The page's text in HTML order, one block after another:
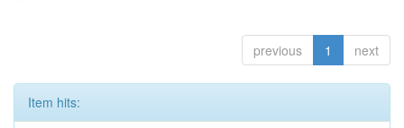
previous 1 next
Item hits: